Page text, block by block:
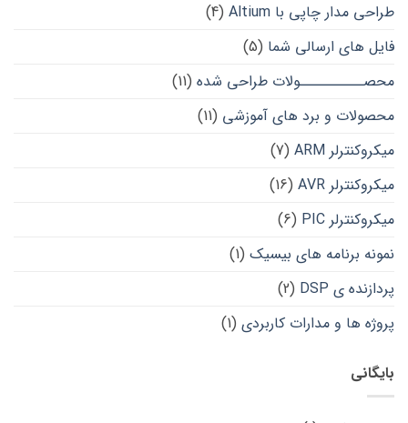
طراحی مدار چاپی با Altium
(4)
فایل های ارسالی شما (5)
محصــــــــــولات طراحی شده (11)
محصولات و برد های آموزشی (11)
میکروکنترلر ARM
(7)
میکروکنترلر AVR
(16)
میکروکنترلر PIC
(6)
نمونه برنامه های بیسیک (1)
پردازنده ی DSP
(2)
پروژه ها و مدارات کاربردی (1)
بایگانی